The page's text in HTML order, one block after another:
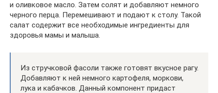
и оливковое масло. Затем солят и добавляют немного
черного перца. Перемешивают и подают к столу. Такой
салат содержит все необходимые ингредиенты для
здоровья мамы и малыша.
Из стручковой фасоли также готовят вкусное рагу.
Добавляют к ней немного картофеля, моркови,
лука и кабачков. Данный компонент придаст